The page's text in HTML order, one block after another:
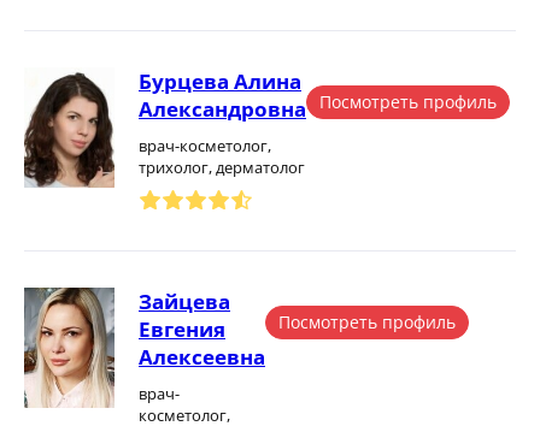
Бурцева Алина
Александровна
врач-косметолог,
трихолог, дерматолог
Посмотреть профиль
Зайцева
Евгения
Алексеевна
врач-
косметолог,
Посмотреть профиль